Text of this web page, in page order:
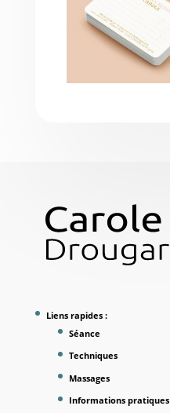
Liens rapides :
Séance
Techniques
Massages
Informations pratiques